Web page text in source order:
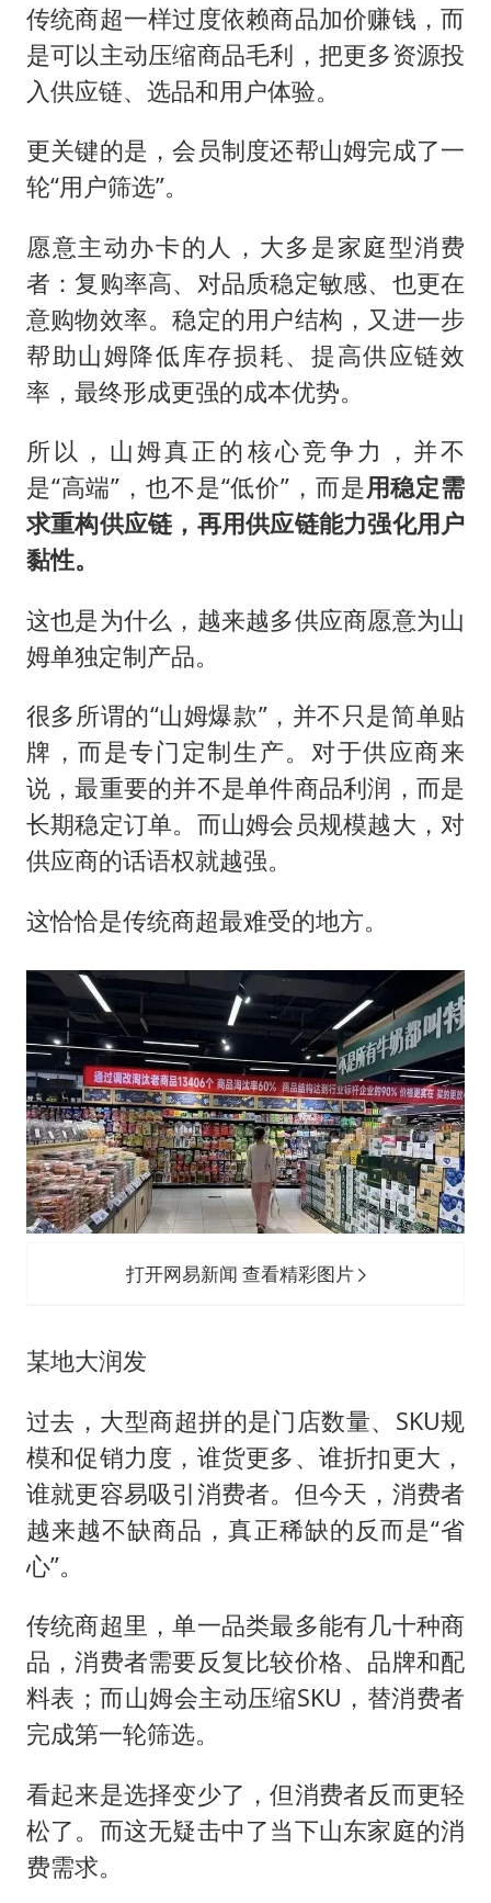
传统商超一样过度依赖商品加价赚钱，而
是可以主动压缩商品毛利，把更多资源投
入供应链、选品和用户体验。
更关键的是，会员制度还帮山姆完成了一
轮“用户筛选”。
愿意主动办卡的人，大多是家庭型消费
者：复购率高、对品质稳定敏感、也更在
意购物效率。稳定的用户结构，又进一步
帮助山姆降低库存损耗、提高供应链效
率，最终形成更强的成本优势。
所以，山姆真正的核心竞争力，并不
是“高端”，也不是“低价”，而是用稳定需
求重构供应链，再用供应链能力强化用户
黏性。
这也是为什么，越来越多供应商愿意为山
姆单独定制产品。
很多所谓的“山姆爆款”，并不只是简单贴
牌，而是专门定制生产。对于供应商来
说，最重要的并不是单件商品利润，而是
长期稳定订单。而山姆会员规模越大，对
供应商的话语权就越强。
这恰恰是传统商超最难受的地方。
打开网易新闻 查看精彩图片
某地大润发
过去，大型商超拼的是门店数量、SKU规
模和促销力度，谁货更多、谁折扣更大，
谁就更容易吸引消费者。但今天，消费者
越来越不缺商品，真正稀缺的反而是“省
心”。
传统商超里，单一品类最多能有几十种商
品，消费者需要反复比较价格、品牌和配
料表；而山姆会主动压缩SKU，替消费者
完成第一轮筛选。
看起来是选择变少了，但消费者反而更轻
松了。而这无疑击中了当下山东家庭的消
费需求。